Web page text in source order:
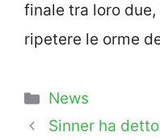
finale tra loro
ripetere le orme
Categorie
News
Sinner ha